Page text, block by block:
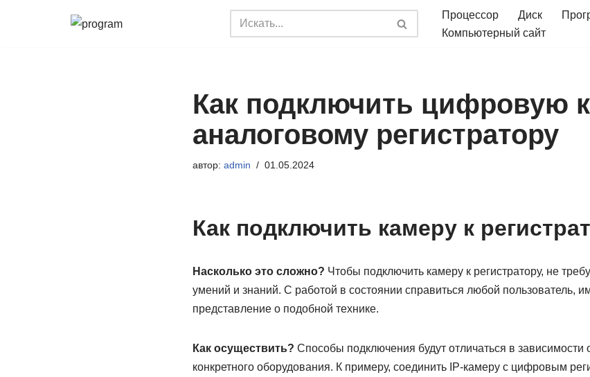
Процессор Диск
Компьютерный сайт
Как подключить цифровую
аналоговому регистратору
автор: admin 01.05.2024
Как подключить камеру к
Насколько это сложно? Чтобы подключить камеру к регистратору, не
умений и знаний. С работой в состоянии справиться любой пользователь,
представление о подобной технике.
Как осуществить? Способы подключения будут отличаться в зависимости
конкретного оборудования. К примеру, соединить IP-камеру с цифровым